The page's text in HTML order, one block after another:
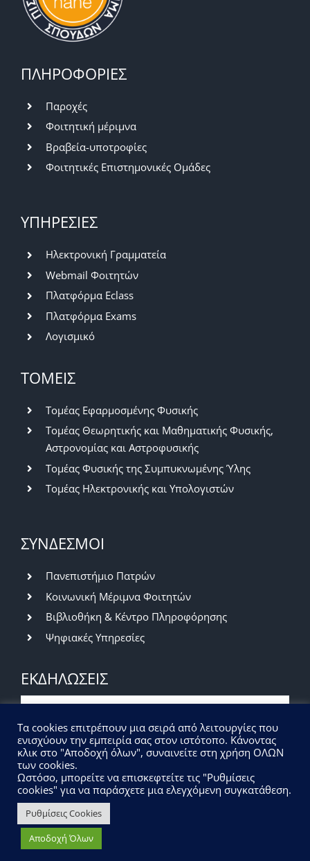
ΠΛΗΡΟΦΟΡΙΕΣ
Παροχές
Φοιτητική μέριμνα
Βραβεία-υποτροφίες
Φοιτητικές Επιστημονικές Ομάδες
ΥΠΗΡΕΣΙΕΣ
Ηλεκτρονική Γραμματεία
Webmail Φοιτητών
Πλατφόρμα Eclass
Πλατφόρμα Exams
Λογισμικό
ΤΟΜΕΙΣ
Τομέας Εφαρμοσμένης Φυσικής
Τομέας Θεωρητικής και Μαθηματικής Φυσικής,
Αστρονομίας και Αστροφυσικής
Τομέας Φυσικής της Συμπυκνωμένης Ύλης
Τομέας Ηλεκτρονικής και Υπολογιστών
ΣΥΝΔΕΣΜΟΙ
Πανεπιστήμιο Πατρών
Κοινωνική Μέριμνα Φοιτητών
Βιβλιοθήκη & Κέντρο Πληροφόρησης
Ψηφιακές Υπηρεσίες
ΕΚΔΗΛΩΣΕΙΣ
Βραδιά του Ερευνητή 2026 | Πρόσκληση
εκδήλωσης ενδιαφέροντος
07/07/2026 | Εκδηλώσεις
© Τμήμα Φυσικής | Σχολή Θετικών Επιστημών |
Πανεπιστήμιο Πατρών | All Rights Reserved
Τα cookies επιτρέπουν μια σειρά από λειτουργίες που
ενισχύουν την εμπειρία σας στον ιστότοπο. Κάνοντας
κλικ στο "Αποδοχή όλων", συναινείτε στη χρήση ΟΛΩΝ
των cookies.
Ωστόσο, μπορείτε να επισκεφτείτε τις "Ρυθμίσεις
cookies" για να παράσχετε μια ελεγχόμενη συγκατάθεση.
Ρυθμίσεις Cookies
Αποδοχή Όλων